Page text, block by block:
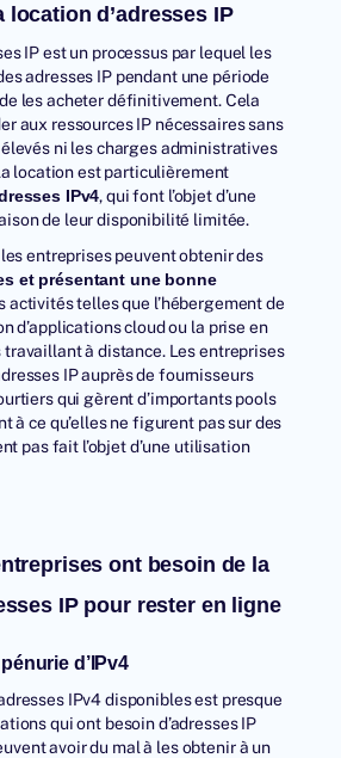
location d’adresses IP
IP est un processus par lequel les
adresses IP pendant une période
les acheter définitivement. Cela
aux ressources IP nécessaires sans
ni les charges administratives
location est particulièrement
IPv4, qui font l’objet d’une
de leur disponibilité limitée.
entreprises peuvent obtenir des
et présentant une bonne
activités telles que l’hébergement de
d’applications cloud ou la prise en
travaillant à distance. Les entreprises
IP auprès de fournisseurs
qui gèrent d’importants pools
à ce qu’elles ne figurent pas sur des
pas fait l’objet d’une utilisation
ont besoin de la
IP pour rester en ligne
d’IPv4
IPv4 disponibles est presque
qui ont besoin d’adresses IP
avoir du mal à les obtenir à un